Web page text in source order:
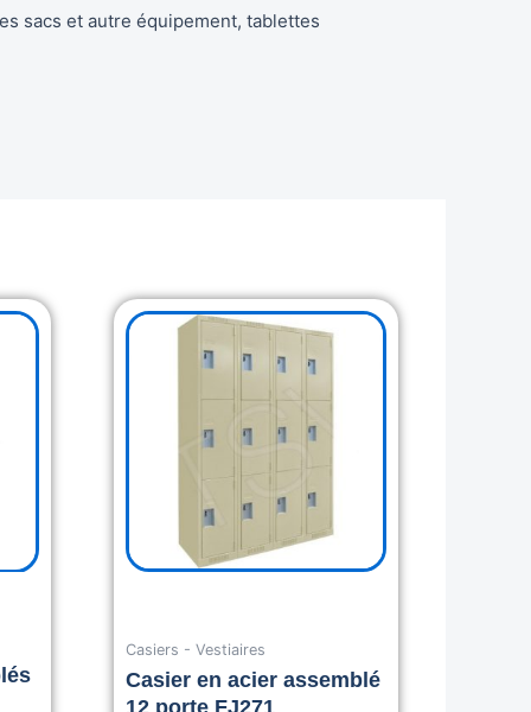
sacs et autre équipement, tablettes
price
Casiers - Vestiaires
Casier en acier assemblé